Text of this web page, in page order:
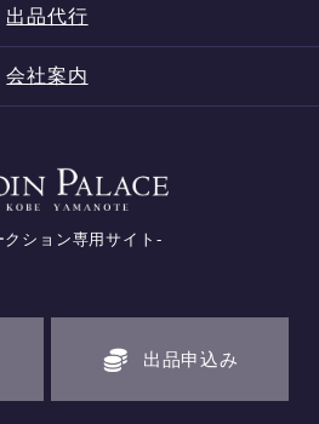
出品代行
会社案内
クション専用サイト-
出品申込み